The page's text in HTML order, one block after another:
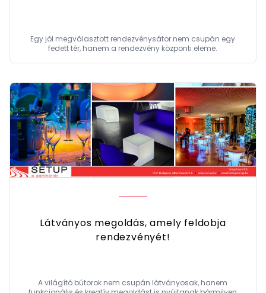
Egy jól megválasztott rendezvénysátor nem csupán egy
fedett tér, hanem a rendezvény központi eleme.
Látványos megoldás, amely feldobja
rendezvényét!
A világító bútorok nem csupán látványosak, hanem